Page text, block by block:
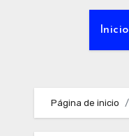
Inicio
Página de inicio